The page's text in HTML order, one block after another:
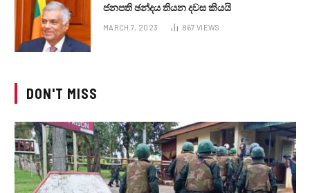
ජනපති ඡන්දය තියන දවස කියයි
MARCH 7, 2023 867 VIEWS
DON'T MISS